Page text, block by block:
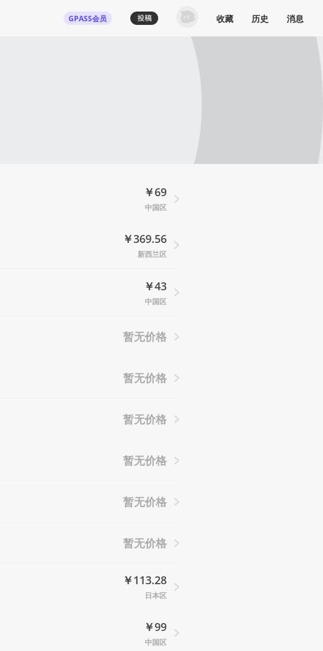
GPASS会员 收藏 历史 消息
￥69
中国区
￥369.56
新西兰区
￥43
中国区
暂无价格
暂无价格
暂无价格
暂无价格
暂无价格
暂无价格
￥113.28
日本区
￥99
中国区